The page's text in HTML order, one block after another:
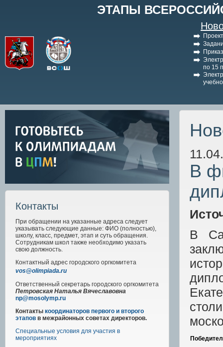
ЭТАПЫ
по 15
Контакты
При обращении на указанные адреса следует
указывать следующие данные: ФИО (полностью),
школу, класс, предмет, этап и суть обращения.
Сотрудникам школ также необходимо указать
свою должность.
Контактный адрес городского оргкомитета
vos@olimpiada.ru
Ответственный секретарь городского оргкомитета
Петровская Наталья Вячеславовна
np@mosolymp.ru
Контакты координаторов первого и второго
этапов в межрайонных советах директоров.
Специальные условия для участия в
мероприятиях
В
В